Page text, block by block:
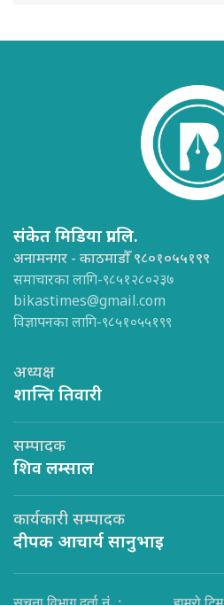
संकेत मिडिया प्रा.लि.
अनामनगर - काठमाडौँ ९८०१०५५१९९
समाचारका लागि-९८५१२८०२३७
bikastimes@gmail.com
विज्ञापनका लागि-९८५१०५५१९९
अध्यक्ष
शान्ति तिवारी
सम्पादक
शिव लम्साल
कार्यकारी सम्पादक
दीपक आचार्य सानुभाइ